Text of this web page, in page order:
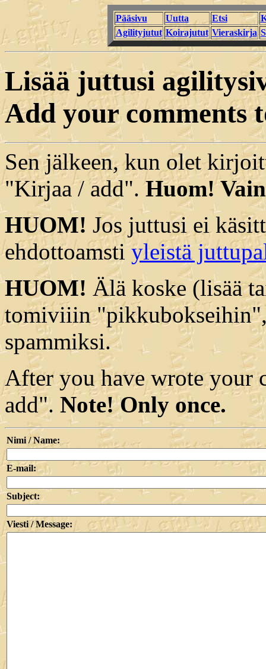
Pääsivu Uutta Etsi
Agilityjutut Koirajutut Vieraskirja
Lisää juttusi
Add your comments
Sen jälkeen, kun olet
"Kirjaa / add".Huom!
HUOM! Jos juttusi ei
ehdottoamsti yleistä
HUOM! Älä koske (lisää
tomiviiin
spammiksi.
After you have wrote your
add". Note! Only once.
Nimi / Name:
E-mail:
Subject:
Viesti / Message: